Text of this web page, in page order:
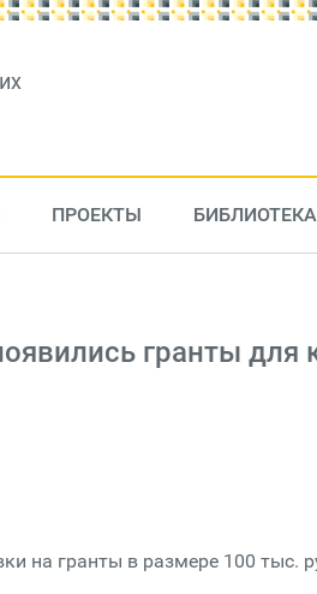
ПРОЕКТЫ БИБЛИОТЕКА
гранты для
на гранты в размере 100 тыс.